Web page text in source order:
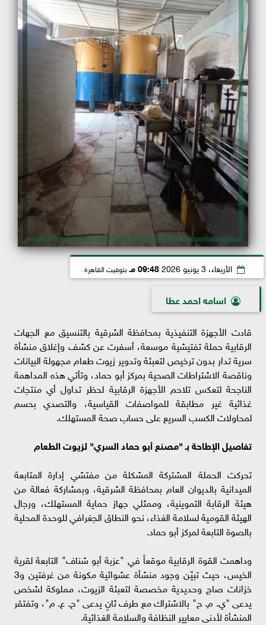
الأربعاء، 3 يونيو 2026 09:48 مـ بتوقيت القاهرة
اسامه احمد عطا
قادت الأجهزة التنفيذية بمحافظة الشرقية بالتنسيق مع الجهات
الرقابية حملة تفتيشية موسعة، أسفرت عن كشف وإغلاق منشأة
سرية تدار بدون ترخيص لتعبئة وتدوير زيوت طعام مجهولة البيانات
وناقصة الاشتراطات الصحية بمركز أبو حماد، وتأتي هذه المداهمة
الناجحة لتعكس تلاحم الأجهزة الرقابية لحظر تداول أي منتجات
غذائية غير مطابقة للمواصفات القياسية، والتصدي بحسم
لمحاولات الكسب السريع على حساب صحة المستهلك.
تفاصيل الإطاحة بـ "مصنع أبو حماد السري" لزيوت الطعام
تحركت الحملة المشتركة المشكلة من مفتشي إدارة المتابعة
الميدانية بالديوان العام بمحافظة الشرقية، وبمشاركة فعالة من
هيئة الرقابة التموينية، وممثلي جهاز حماية المستهلك، ورجال
الهيئة القومية لسلامة الغذاء، نحو النطاق الجغرافي للوحدة المحلية
بالصوة التابعة لمركز أبو حماد.
وداهمت القوة الرقابية موقعاً في "عزبة أبو شناف" التابعة لقرية
الخيس، حيث تبيّن وجود منشأة عشوائية مكونة من غرفتين و3
خزانات صاج وحديدية مخصصة لتعبئة الزيوت، مملوكة لشخص
يدعى "ي. م. ح" بالاشتراك مع طرف ثانٍ يدعى "ح. ع. م"، وتفتقر
المنشأة لأدنى معايير النظافة والسلامة الغذائية.